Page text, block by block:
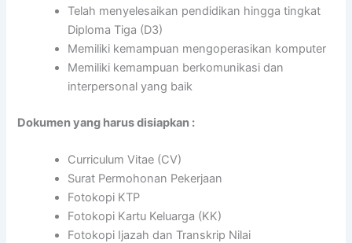
Telah menyelesaikan pendidikan hingga tingkat
Diploma Tiga (D3)
Memiliki kemampuan mengoperasikan komputer
Memiliki kemampuan berkomunikasi dan
interpersonal yang baik
Dokumen yang harus disiapkan :
Curriculum Vitae (CV)
Surat Permohonan Pekerjaan
Fotokopi KTP
Fotokopi Kartu Keluarga (KK)
Fotokopi Ijazah dan Transkrip Nilai